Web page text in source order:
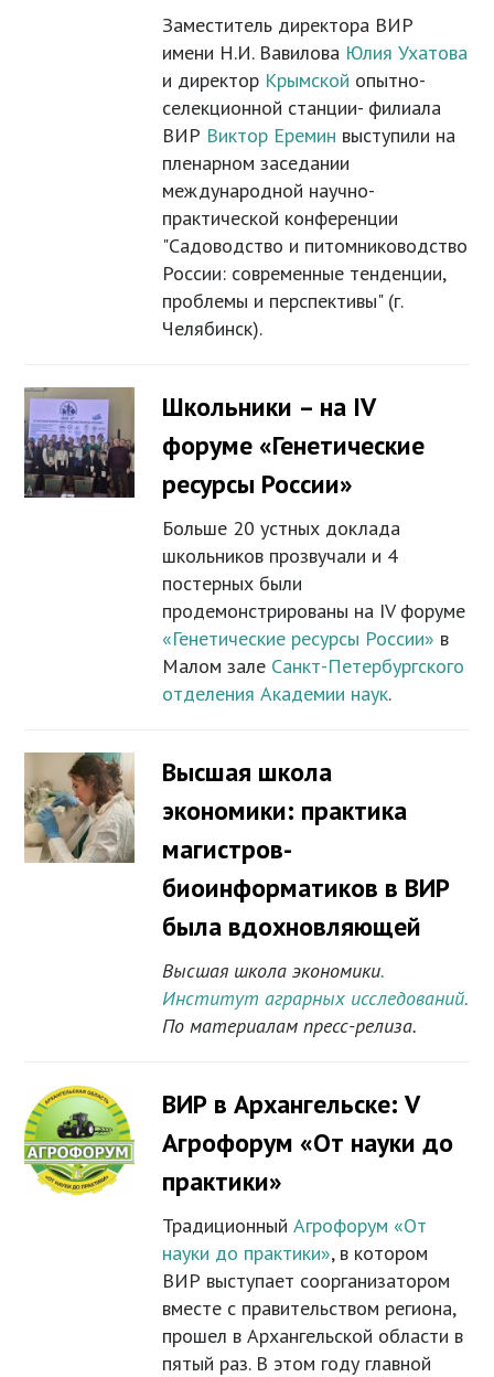
Заместитель директора ВИР
имени Н.И. Вавилова Юлия Ухатова
и директор Крымской опытно-
селекционной станции- филиала
ВИР Виктор Еремин выступили на
пленарном заседании
международной научно-
практической конференции
"Садоводство и питомниководство
России: современные тенденции,
проблемы и перспективы" (г.
Челябинск).
Школьники – на IV
форуме «Генетические
ресурсы России»
Больше 20 устных доклада
школьников прозвучали и 4
постерных были
продемонстрированы на IV форуме
«Генетические ресурсы России» в
Малом зале Санкт-Петербургского
отделения Академии наук.
Высшая школа
экономики: практика
магистров-
биоинформатиков в ВИР
была вдохновляющей
Высшая школа экономики.
Институт аграрных исследований.
По материалам пресс-релиза.
ВИР в Архангельске: V
Агрофорум «От науки до
практики»
ТрадиционныйАгрофорум «От
науки до практики», в котором
ВИР выступает соорганизатором
вместе с правительством региона,
прошел в Архангельской области в
пятый раз. В этом году главной